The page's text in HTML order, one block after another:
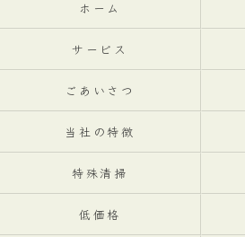
ホーム
サービス
ごあいさつ
当社の特徴
特殊清掃
低価格